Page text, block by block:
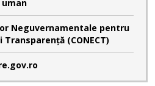
Neguvernamentale pentru
(CONECT)